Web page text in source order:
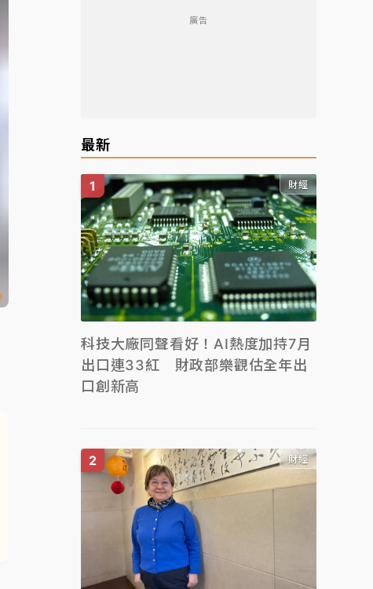
廣告
最新
財經
科技大廠同聲看好！AI熱度加持7月
出口連33紅 財政部樂觀估全年出
口創新高
財經